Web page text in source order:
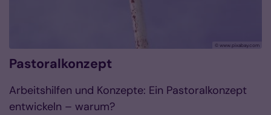
© www.pixabay.com
Pastoralkonzept
Arbeitshilfen und Konzepte: Ein Pastoralkonzept
entwickeln – warum?